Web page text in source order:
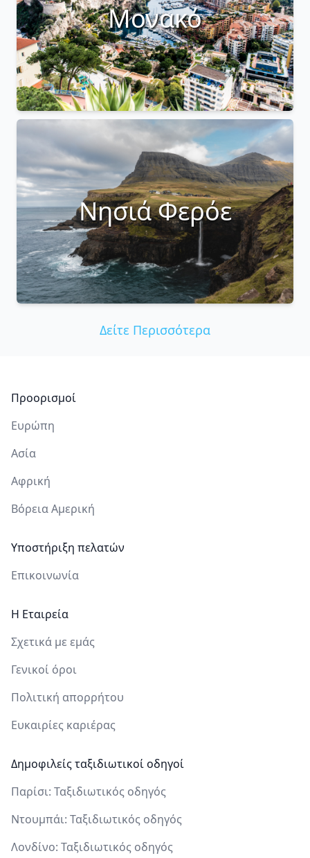
Μονακό
Νησιά Φερόε
Δείτε Περισσότερα
Προορισμοί
Ευρώπη
Ασία
Αφρική
Βόρεια Αμερική
Υποστήριξη πελατών
Επικοινωνία
Η Εταιρεία
Σχετικά με εμάς
Γενικοί όροι
Πολιτική απορρήτου
Ευκαιρίες καριέρας
Δημοφιλείς ταξιδιωτικοί οδηγοί
Παρίσι: Ταξιδιωτικός οδηγός
Ντουμπάι: Ταξιδιωτικός οδηγός
Λονδίνο: Ταξιδιωτικός οδηγός